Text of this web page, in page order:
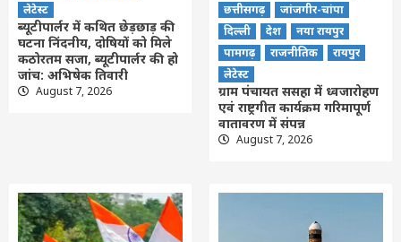
लेटेस्ट
ब्यूटीपार्लर में कथित छेड़छाड़ की
घटना निंदनीय, दोषियों को मिले
कठोरतम सजा, ब्यूटीपार्लर की हो
जांच: अभिषेक तिवारी
August 7, 2026
छत्तीसगढ़
जांजगीर-चांपा
दिल्ली
देश
नया रायपुर
पामगढ़
राजनीतिक
रायपुर
लेटेस्ट
ग्राम पंचायत ससहा में ध्वजारोहण
एवं राष्ट्रगीत कार्यक्रम गरिमापूर्ण
वातावरण में संपन्न
August 7, 2026